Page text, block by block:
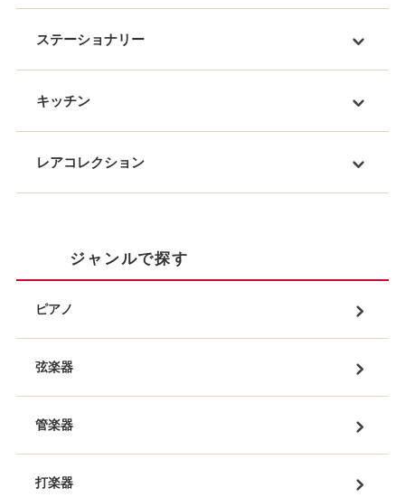
ステーショナリー
キッチン
レアコレクション
ジャンルで探す
ピアノ
弦楽器
管楽器
打楽器